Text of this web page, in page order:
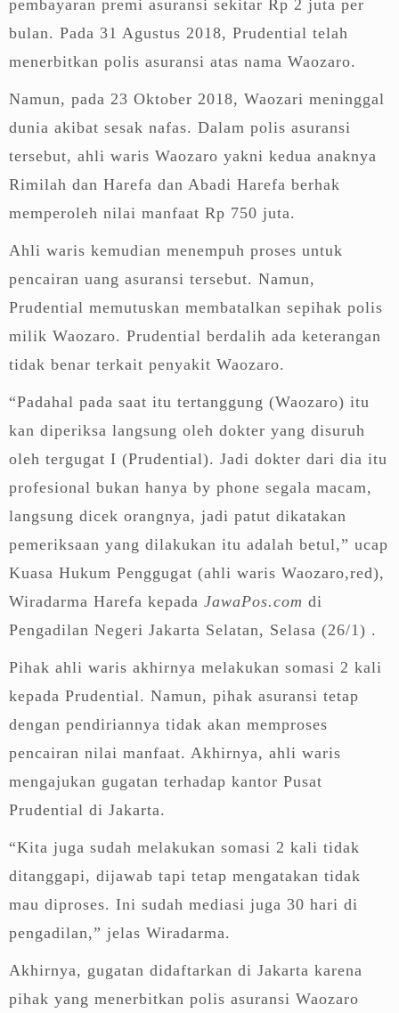
pembayaran premi asuransi sekitar Rp 2 juta per
bulan. Pada 31 Agustus 2018, Prudential telah
menerbitkan polis asuransi atas nama Waozaro.
Namun, pada 23 Oktober 2018, Waozari meninggal
dunia akibat sesak nafas. Dalam polis asuransi
tersebut, ahli waris Waozaro yakni kedua anaknya
Rimilah dan Harefa dan Abadi Harefa berhak
memperoleh nilai manfaat Rp 750 juta.
Ahli waris kemudian menempuh proses untuk
pencairan uang asuransi tersebut. Namun,
Prudential memutuskan membatalkan sepihak polis
milik Waozaro. Prudential berdalih ada keterangan
tidak benar terkait penyakit Waozaro.
“Padahal pada saat itu tertanggung (Waozaro) itu
kan diperiksa langsung oleh dokter yang disuruh
oleh tergugat I (Prudential). Jadi dokter dari dia itu
profesional bukan hanya by phone segala macam,
langsung dicek orangnya, jadi patut dikatakan
pemeriksaan yang dilakukan itu adalah betul,” ucap
Kuasa Hukum Penggugat (ahli waris Waozaro,red),
Wiradarma Harefa kepada JawaPos.com di
Pengadilan Negeri Jakarta Selatan, Selasa (26/1) .
Pihak ahli waris akhirnya melakukan somasi 2 kali
kepada Prudential. Namun, pihak asuransi tetap
dengan pendiriannya tidak akan memproses
pencairan nilai manfaat. Akhirnya, ahli waris
mengajukan gugatan terhadap kantor Pusat
Prudential di Jakarta.
“Kita juga sudah melakukan somasi 2 kali tidak
ditanggapi, dijawab tapi tetap mengatakan tidak
mau diproses. Ini sudah mediasi juga 30 hari di
pengadilan,” jelas Wiradarma.
Akhirnya, gugatan didaftarkan di Jakarta karena
pihak yang menerbitkan polis asuransi Waozaro